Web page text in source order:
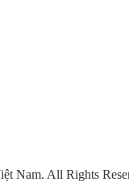
Nam. All Rights